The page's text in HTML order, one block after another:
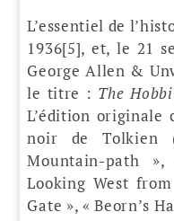
L’essentiel de
1936[5], et, le 21
George Allen &
le titre : The
L’édition originale
noir de Tolkien
Mountain-path
Looking West
Gate », « Beorn’s